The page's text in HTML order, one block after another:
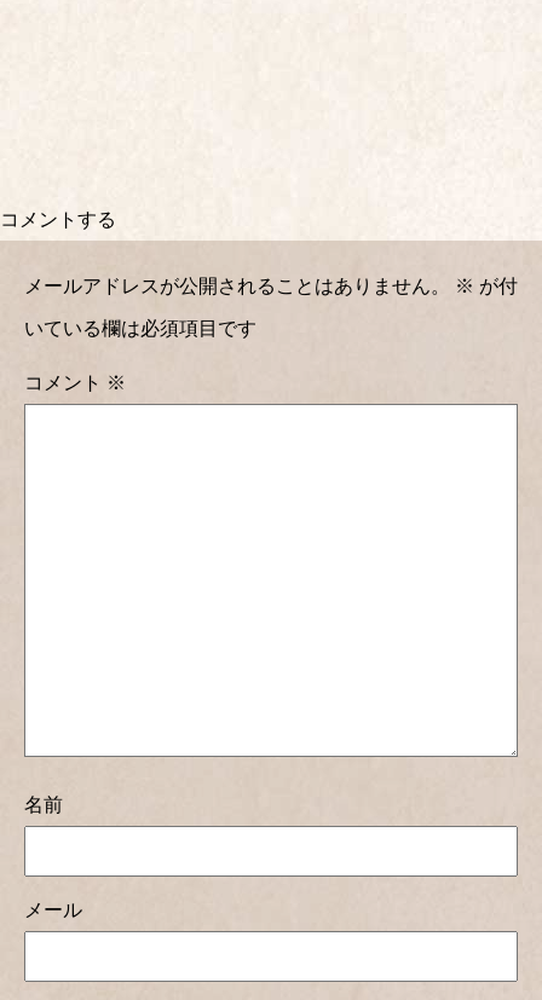
コメントする
メールアドレスが公開されることはありません。 ※ が付
いている欄は必須項目です
コメント ※
名前
メール